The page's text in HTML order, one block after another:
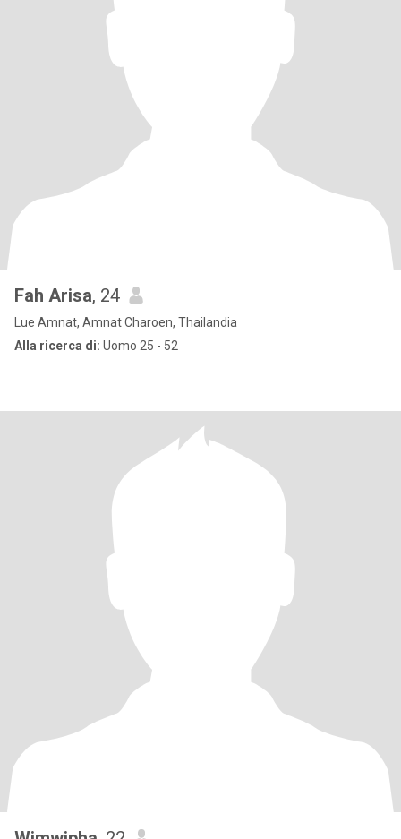
Fah Arisa, 24
Lue Amnat, Amnat Charoen, Thailandia
Alla ricerca di: Uomo 25 - 52